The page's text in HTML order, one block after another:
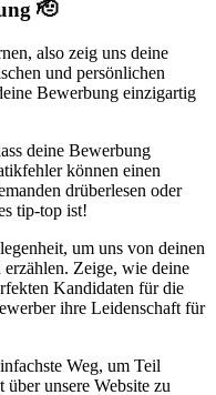
🫡
also zeig uns deine
und persönlichen
Bewerbung einzigartig
deine Bewerbung
können einen
drüberlesen oder
tip-top ist!
um uns von deinen
Zeige, wie deine
Kandidaten für die
ihre Leidenschaft für
Weg, um Teil
über unsere Website zu